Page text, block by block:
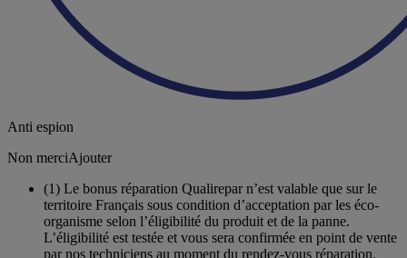
Anti espion
Non merciAjouter
(1) Le bonus réparation Qualirepar n’est valable que sur le
territoire Français sous condition d’acceptation par les éco-
organisme selon l’éligibilité du produit et de la panne.
L’éligibilité est testée et vous sera confirmée en point de vente
par nos techniciens au moment du rendez-vous réparation.